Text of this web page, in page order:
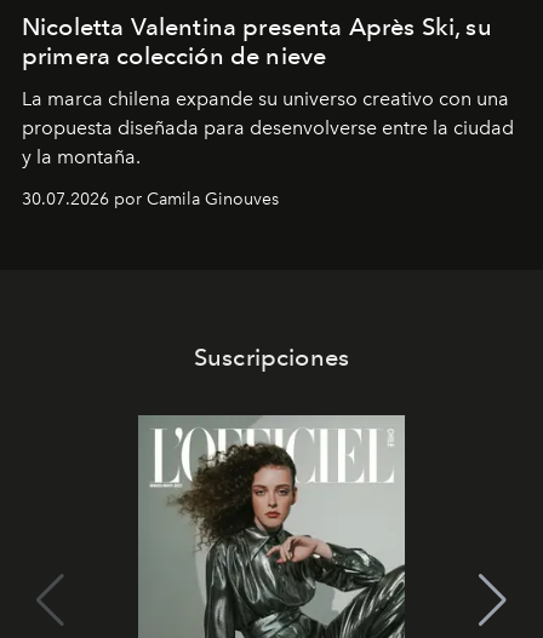
Nicoletta Valentina presenta Après Ski, su
primera colección de nieve
La marca chilena expande su universo creativo con una
propuesta diseñada para desenvolverse entre la ciudad
y la montaña.
30.07.2026 por Camila Ginouves
Suscripciones